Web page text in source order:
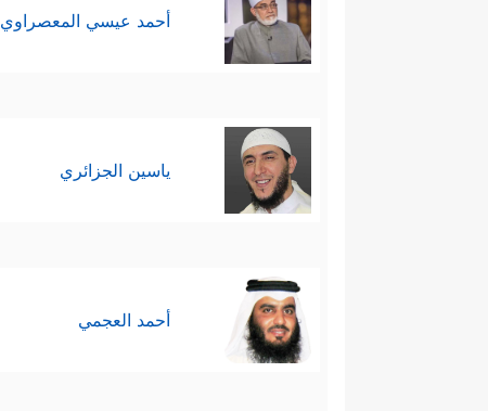
أحمد عيسي المعصراوي
ياسين الجزائري
أحمد العجمي